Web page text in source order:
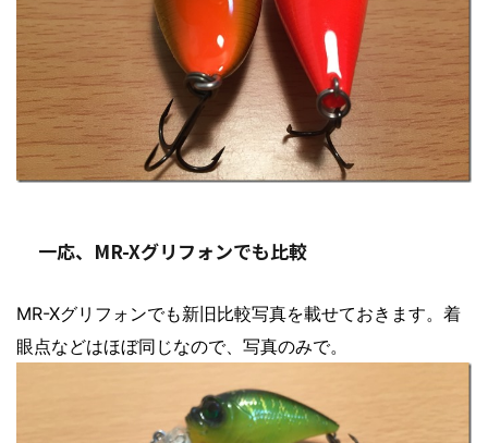
一応、MR-Xグリフォンでも比較
MR-Xグリフォンでも新旧比較写真を載せておきます。着
眼点などはほぼ同じなので、写真のみで。